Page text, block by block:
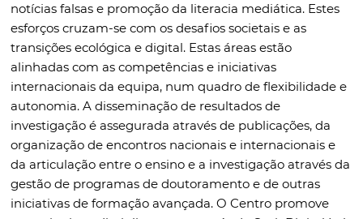
notícias falsas e promoção da literacia mediática. Estes
esforços cruzam-se com os desafios societais e as
transições ecológica e digital. Estas áreas estão
alinhadas com as competências e iniciativas
internacionais da equipa, num quadro de flexibilidade e
autonomia. A disseminação de resultados de
investigação é assegurada através de publicações, da
organização de encontros nacionais e internacionais e
da articulação entre o ensino e a investigação através da
gestão de programas de doutoramento e de outras
iniciativas de formação avançada. O Centro promove